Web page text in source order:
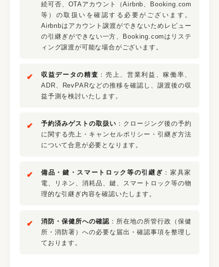
続可否、OTAアカウント（Airbnb、Booking.com
等）の取扱いを確認する必要がございます。
Airbnbはアカウント譲渡ができないためレビュー
の引継ぎができない一方、Booking.comはリステ
ィング譲渡が可能な場合がございます。
収益データの精査 ：売上、営業利益、稼働率、
ADR、RevPARなどの推移を確認し、譲渡後の収
益予測を検討いたします。
予約済みゲストの取扱い ：クロージング後の予約
に関する売上・キャンセルポリシー・引継ぎ方法
について合意が必要となります。
備品・鍵・スマートロック等の引継ぎ ：家具家
電、リネン、消耗品、鍵、スマートロック等の物
理的な引継ぎ内容を確認いたします。
消防・保健所への確認 ：所在地の所管行政（保健
所・消防署）への必要な届出・確認事項を整理し
ております。